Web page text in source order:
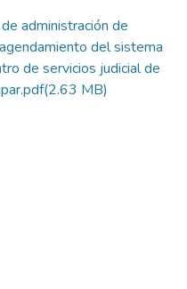
administración de
del sistema
de servicios judicial de
(2.63 MB)